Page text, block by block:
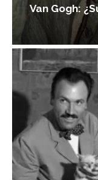
Van Gogh: